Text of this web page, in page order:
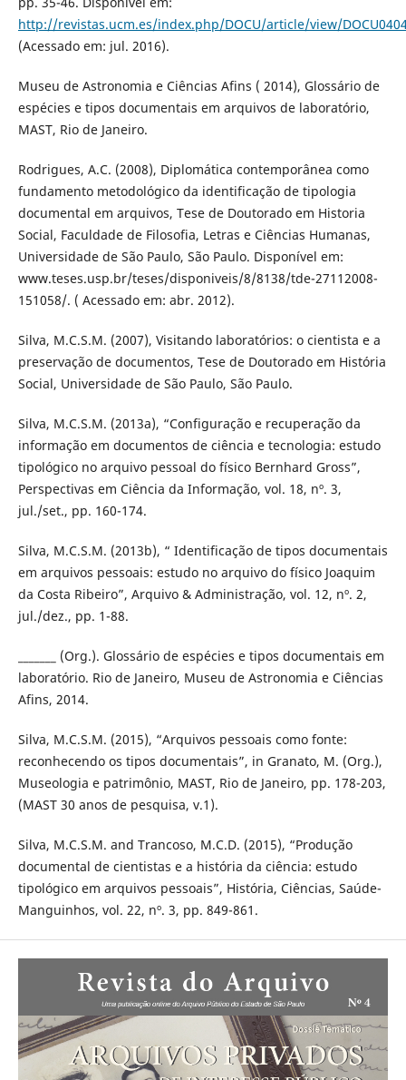
http://revistas.ucm.es/index.php/DOCU/article/view/
(Acessado em: jul. 2016).
Museu de Astronomia e Ciências Afins ( 2014), Glossário de
espécies e tipos documentais em arquivos de laboratório,
MAST, Rio de Janeiro.
Rodrigues, A.C. (2008), Diplomática contemporânea como
fundamento metodológico da identificação de tipologia
documental em arquivos, Tese de Doutorado em Historia
Social, Faculdade de Filosofia, Letras e Ciências Humanas,
Universidade de São Paulo, São Paulo. Disponível em:
www.teses.usp.br/teses/disponiveis/8/8138/tde-27112008-
151058/. ( Acessado em: abr. 2012).
Silva, M.C.S.M. (2007), Visitando laboratórios: o cientista e a
preservação de documentos, Tese de Doutorado em História
Social, Universidade de São Paulo, São Paulo.
Silva, M.C.S.M. (2013a), “Configuração e recuperação da
informação em documentos de ciência e tecnologia: estudo
tipológico no arquivo pessoal do físico Bernhard Gross”,
Perspectivas em Ciência da Informação, vol. 18, nº. 3,
jul./set., pp. 160-174.
Silva, M.C.S.M. (2013b), “ Identificação de tipos documentais
em arquivos pessoais: estudo no arquivo do físico Joaquim
da Costa Ribeiro”, Arquivo & Administração, vol. 12, nº. 2,
jul./dez., pp. 1-88.
_______ (Org.). Glossário de espécies e tipos documentais em
laboratório. Rio de Janeiro, Museu de Astronomia e Ciências
Afins, 2014.
Silva, M.C.S.M. (2015), “Arquivos pessoais como fonte:
reconhecendo os tipos documentais”, in Granato, M. (Org.),
Museologia e patrimônio, MAST, Rio de Janeiro, pp. 178-203,
(MAST 30 anos de pesquisa, v.1).
Silva, M.C.S.M. and Trancoso, M.C.D. (2015), “Produção
documental de cientistas e a história da ciência: estudo
tipológico em arquivos pessoais”, História, Ciências, Saúde-
Manguinhos, vol. 22, nº. 3, pp. 849-861.